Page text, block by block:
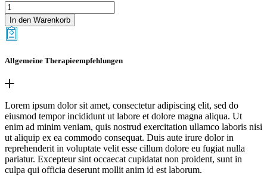
Enterosgel
®
Menge
In den Warenkorb
Allgemeine Therapieempfehlungen
Lorem ipsum dolor sit amet, consectetur adipiscing elit, sed do
eiusmod tempor incididunt ut labore et dolore magna aliqua. Ut
enim ad minim veniam, quis nostrud exercitation ullamco laboris nisi
ut aliquip ex ea commodo consequat. Duis aute irure dolor in
reprehenderit in voluptate velit esse cillum dolore eu fugiat nulla
pariatur. Excepteur sint occaecat cupidatat non proident, sunt in
culpa qui officia deserunt mollit anim id est laborum.